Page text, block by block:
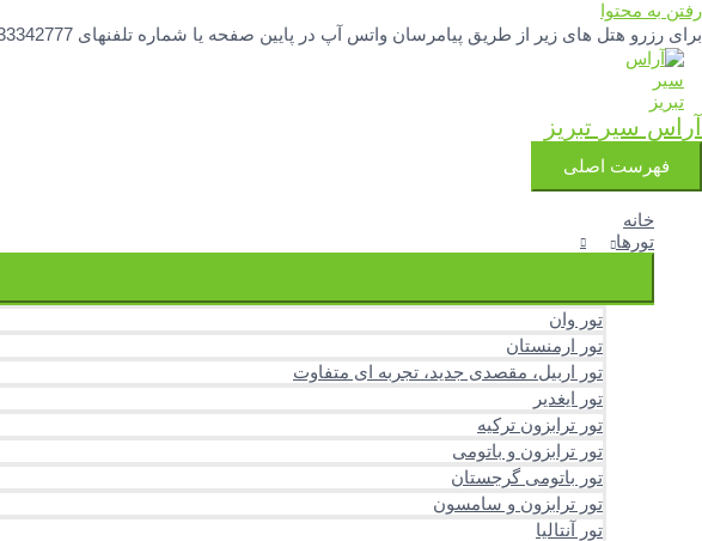
رفتن به محتوا
برای رزرو هتل های زیر از طریق پیامرسان واتس آپ در پایین صفحه یا شماره تلفنهای 04133342777 و 04133251388 تماس بگیرید.
آراس سیر تبریز
فهرست اصلی
خانه
تورها
تور وان
تور ارمنستان
تور اربیل، مقصدی جدید، تجربه ای متفاوت
تور ایغدیر
تور ترابزون ترکیه
تور ترابزون و باتومی
تور باتومی گرجستان
تور ترابزون و سامسون
تور آنتالیا